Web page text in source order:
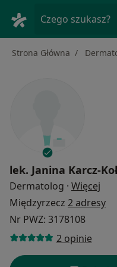
Czego szukasz?
Strona Główna
lek. Janina Karcz-
Dermatolog · Więcej
Międzyrzecz 2 adresy
Nr PWZ: 3178108
2 opinie